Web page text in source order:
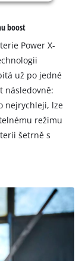
boost
Power X-
už po jedné
následovně:
nejrychleji, lze
režimu
šetrně s